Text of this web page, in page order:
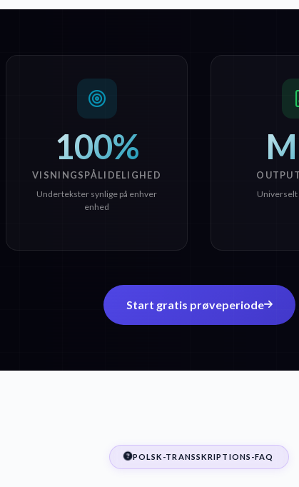
100%
VISNINGSPÅLIDELIGHED
Undertekster synlige på enhver
enhed
Start gratis prøveperiode
POLSK-TRANSSKRIPTIONS-FAQ